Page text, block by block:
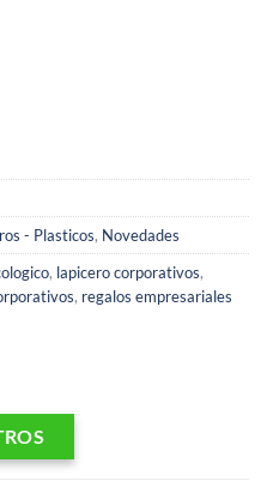
- Plasticos, Novedades
, lapicero corporativos,
, regalos empresariales